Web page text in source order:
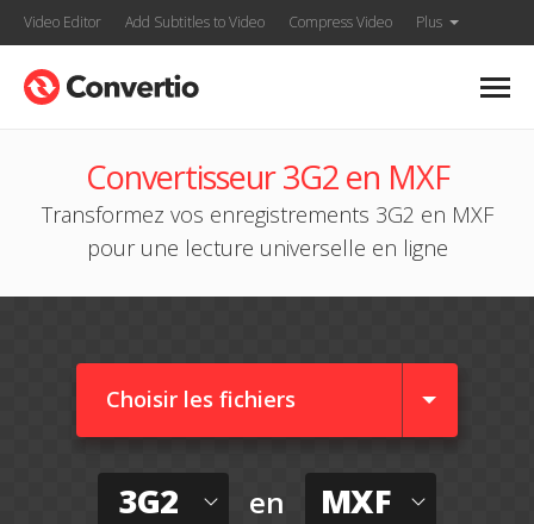
Video Editor Add Subtitles to Video Compress Video Plus
Convertisseur 3G2 en MXF
Transformez vos enregistrements 3G2 en MXF
pour une lecture universelle en ligne
Choisir les fichiers
3G2 en MXF